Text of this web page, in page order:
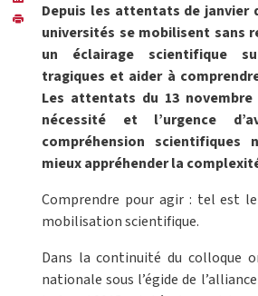
Depuis les attentats de janvier
universités se mobilisent sans
un éclairage scientifique
tragiques et aider à
Les attentats du 13
nécessité et l’urgence
compréhension scientifiques
mieux appréhender la
Comprendre pour agir : tel est
mobilisation scientifique.
Dans la continuité du colloque
nationale sous l’égide de